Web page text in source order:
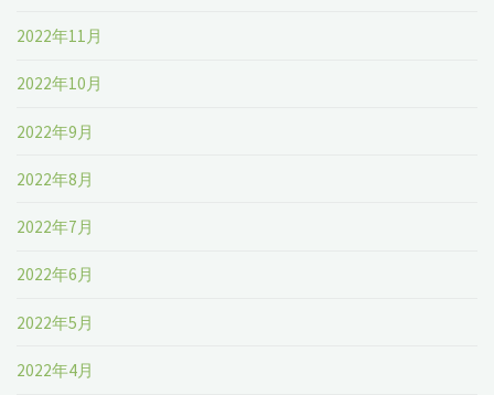
2022年11月
2022年10月
2022年9月
2022年8月
2022年7月
2022年6月
2022年5月
2022年4月